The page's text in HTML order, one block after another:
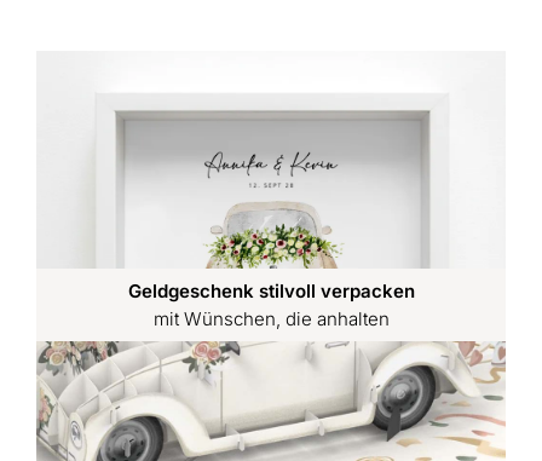
Geldgeschenk stilvoll verpacken
mit Wünschen, die anhalten